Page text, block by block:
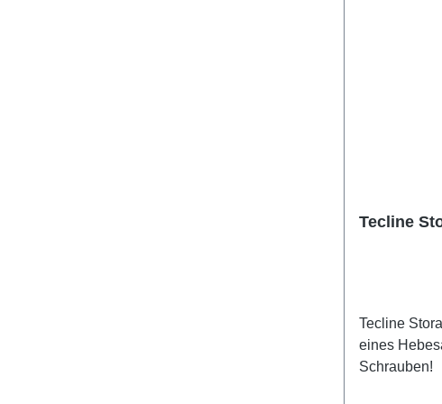
Tecline
Tecline
eines
Schrauben!